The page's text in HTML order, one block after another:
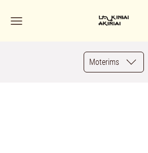
Moterims